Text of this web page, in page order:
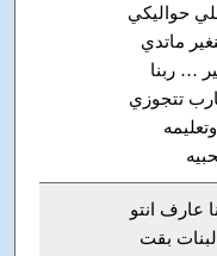
حواليكي
ماتدي
… ربنا
تتجوزي
عارف انتو
بقت